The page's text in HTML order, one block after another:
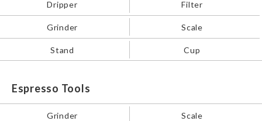
Dripper Filter
Grinder Scale
Stand Cup
Espresso Tools
Grinder Scale